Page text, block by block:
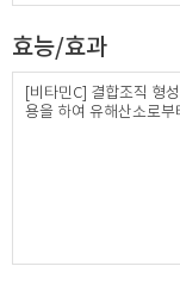
효능/효과
[비타민C] 결합조직 형
용을 하여 유해산소로